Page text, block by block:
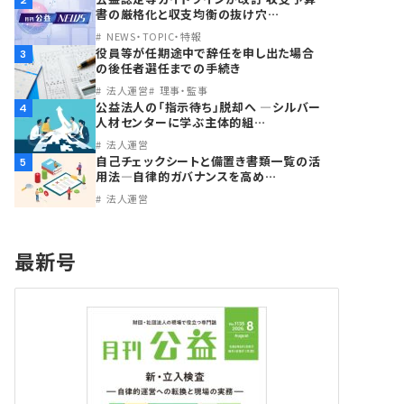
書の厳格化と収支均衡の抜け穴…
NEWS・TOPIC・特報
3
役員等が任期途中で辞任を申し出た場合
の後任者選任までの手続き
法人運営 理事・監事
4
公益法人の「指示待ち」脱却へ ―シルバー
人材センターに学ぶ主体的組…
法人運営
5
自己チェックシートと備置き書類一覧の活
用法―自律的ガバナンスを高め…
法人運営
最新号